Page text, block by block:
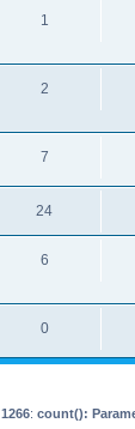
1
2
7
24
6
0
1266: count():